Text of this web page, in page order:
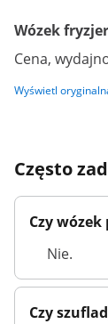
Wózek
Cena,
Wyświetl
Często
Czy
Nie.
Czy